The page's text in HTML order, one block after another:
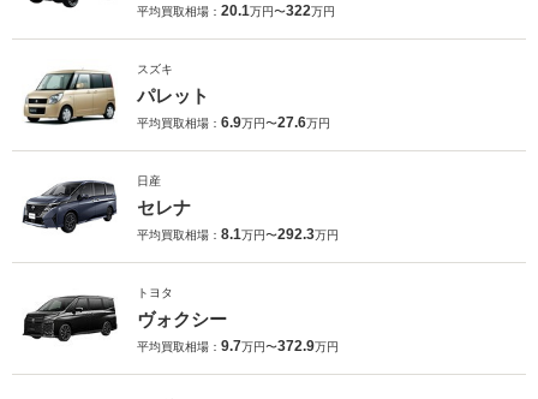
平均買取相場： 20.1万円〜322万円
スズキ
パレット
平均買取相場： 6.9万円〜27.6万円
日産
セレナ
平均買取相場： 8.1万円〜292.3万円
トヨタ
ヴォクシー
平均買取相場： 9.7万円〜372.9万円